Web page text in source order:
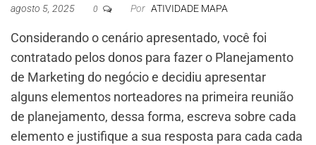
agosto 5, 2025 0 Por ATIVIDADE MAPA
Considerando o cenário apresentado, você foi
contratado pelos donos para fazer o Planejamento
de Marketing do negócio e decidiu apresentar
alguns elementos norteadores na primeira reunião
de planejamento, dessa forma, escreva sobre cada
elemento e justifique a sua resposta para cada cada